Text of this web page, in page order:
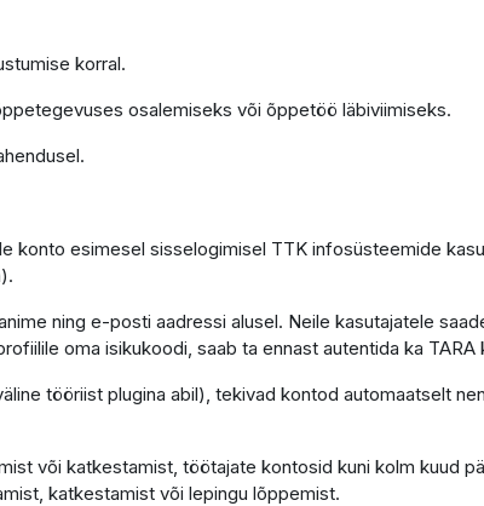
korral.
osalemiseks või õppetöö läbiviimiseks.
esimesel sisselogimisel TTK infosüsteemide
ning e-posti aadressi alusel. Neile kasutajatele
oma isikukoodi, saab ta ennast autentida ka TARA
tööriist plugina abil), tekivad kontod automaatselt
või katkestamist, töötajate kontosid kuni kolm kuud
katkestamist või lepingu lõppemist.